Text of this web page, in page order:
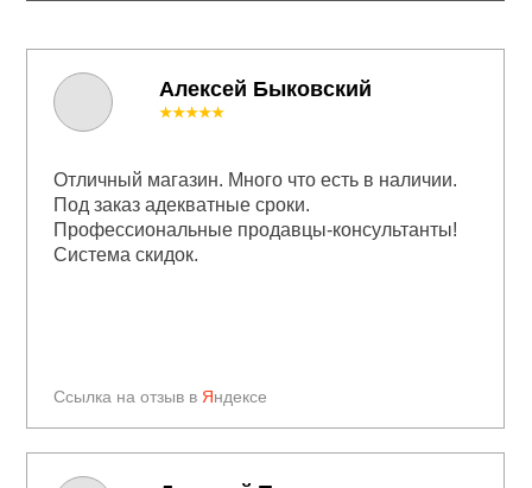
Алексей Быковский
Ссылка на отзыв в Яндексе
★★★★★
Отличный магазин. Много что есть в наличии.
Под заказ адекватные сроки.
Профессиональные продавцы-консультанты!
Система скидок.